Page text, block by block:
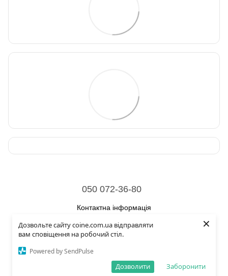
Дозвольте сайту coine.com.ua відправляти
вам сповіщення на робочий стіл.
Powered by SendPulse
Заборонити
Дозволити
×
050 072-36-80
Контактна інформація
Повна версія сайту
Рус Eng